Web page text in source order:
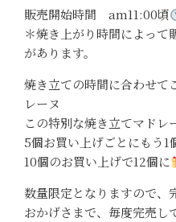
販売開始時間 am11:00頃
＊焼き上がり時間によって
があります。
焼き立ての時間に合わせて
レーヌ
この特別な焼き立てマドレ
5個お買い上げごとにもう1
10個のお買い上げで12個に
数量限定となりますので、
おかげさまで、毎度完売し